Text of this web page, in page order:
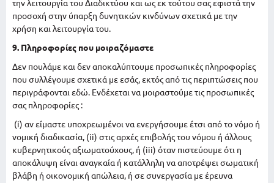
την λειτουργία του Διαδικτύου και ως εκ τούτου σας εφιστά την
προσοχή στην ύπαρξη δυνητικών κινδύνων σχετικά με την
χρήση και λειτουργία του.
9. Πληροφορίες που μοιραζόμαστε
Δεν πουλάμε και δεν αποκαλύπτουμε προσωπικές πληροφορίες
που συλλέγουμε σχετικά με εσάς, εκτός από τις περιπτώσεις που
περιγράφονται εδώ. Ενδέχεται να μοιραστούμε τις προσωπικές
σας πληροφορίες :
(i) αν είμαστε υποχρεωμένοι να ενεργήσουμε έτσι από το νόμο ή
νομική διαδικασία, (ii) στις αρχές επιβολής του νόμου ή άλλους
κυβερνητικούς αξιωματούχους, ή (iii) όταν πιστεύουμε ότι η
αποκάλυψη είναι αναγκαία ή κατάλληλη να αποτρέψει σωματική
βλάβη ή οικονομική απώλεια, ή σε συνεργασία με έρευνα